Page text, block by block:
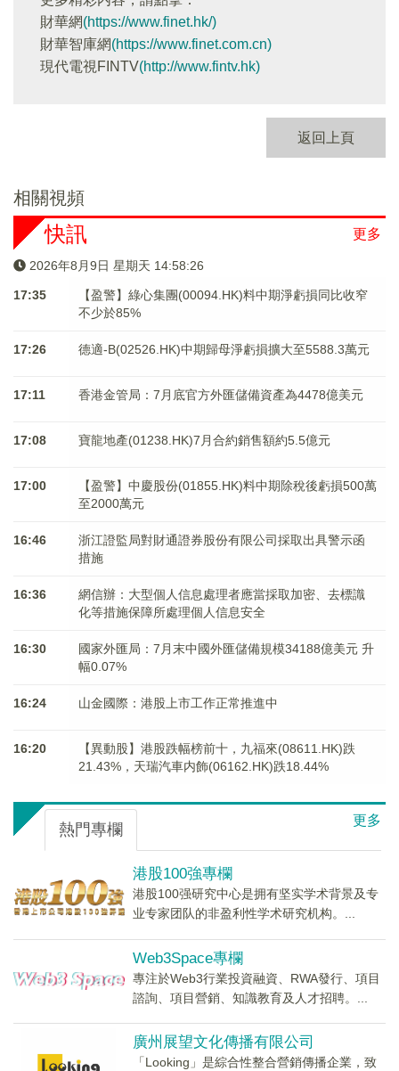
財華網(https://www.finet.hk/)
財華智庫網(https://www.finet.com.cn)
現代電視FINTV(http://www.fintv.hk)
返回上頁
相關視頻
更多
快訊
2026年8月9日 星期天 14:58:27
17:35
【盈警】綠心集團(00094.HK)料中期淨虧損同比收窄
不少於85%
17:26 德適-B(02526.HK)中期歸母淨虧損擴大至5588.3萬元
17:11 香港金管局：7月底官方外匯儲備資產為4478億美元
17:08 寶龍地產(01238.HK)7月合約銷售額約5.5億元
17:00
【盈警】中慶股份(01855.HK)料中期除稅後虧損500萬
至2000萬元
16:46
浙江證監局對財通證券股份有限公司採取出具警示函
措施
16:36
網信辦：大型個人信息處理者應當採取加密、去標識
化等措施保障所處理個人信息安全
16:30
國家外匯局：7月末中國外匯儲備規模34188億美元 升
幅0.07%
16:24 山金國際：港股上市工作正常推進中
16:20
【異動股】港股跌幅榜前十，九福來(08611.HK)跌
21.43%，天瑞汽車内飾(06162.HK)跌18.44%
更多
熱門專欄
港股100強專欄
港股100强研究中心是拥有坚实学术背景及专
业专家团队的非盈利性学术研究机构。...
Web3Space專欄
專注於Web3行業投資融資、RWA發行、項目
諮詢、項目營銷、知識教育及人才招聘。...
廣州展望文化傳播有限公司
「Looking」是綜合性整合營銷傳播企業，致